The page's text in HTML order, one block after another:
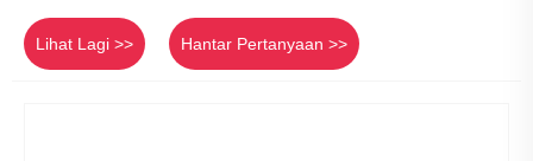
Lihat Lagi >> Hantar Pertanyaan >>